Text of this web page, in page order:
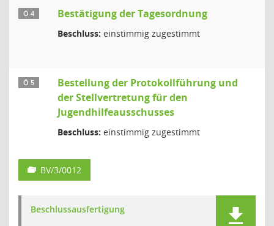
Ö 4 Bestätigung der Tagesordnung
Beschluss: einstimmig zugestimmt
Ö 5
Bestellung der Protokollführung und
der Stellvertretung für den
Jugendhilfeausschusses
Beschluss: einstimmig zugestimmt
BV/3/0012
Beschlussausfertigung